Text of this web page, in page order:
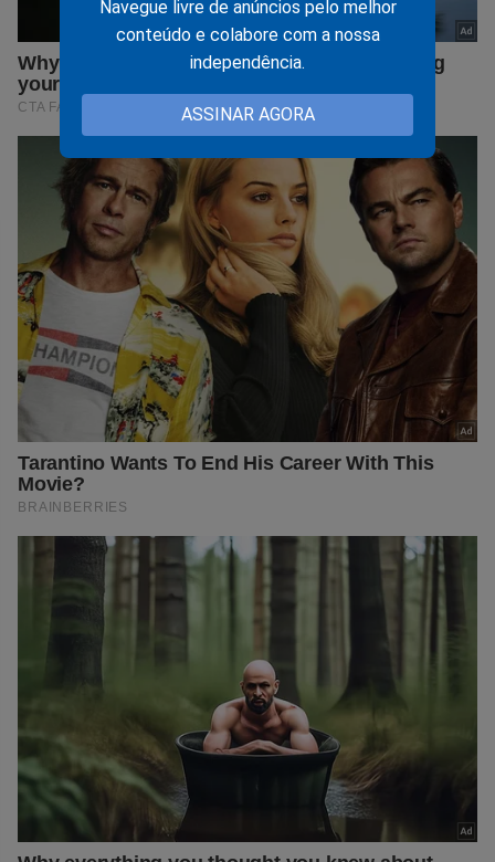
Navegue livre de anúncios pelo melhor
conteúdo e colabore com a nossa
independência.
ASSINAR AGORA